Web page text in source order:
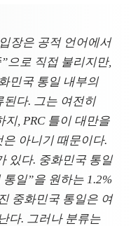
장은 공적 언어에서
으로 직접 불리지만,
민국 통일 내부의
된다. 그는 여전히
, PRC 틀이 대만을
아니기 때문이다.
있다. 중화민국 통일
일”을 원하는 1.2%
중화민국 통일은 여
다. 그러나 분류는